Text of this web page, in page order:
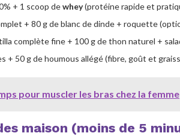
+ 1 scoop dewhey(protéine rapide et
+ 80 g de blanc de dinde + roquette
complète fine + 100 g de thon naturel +
+ 50 g de houmous allégé (fibre, goût et
pour muscler les bras chez la femme
maison (moins de 5